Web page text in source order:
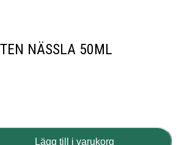
NÄSSLA 50ML
Lägg till i varukorg